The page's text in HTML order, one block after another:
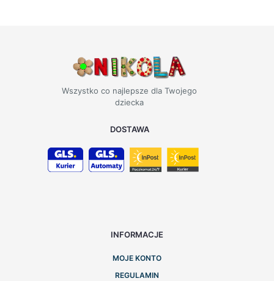
Wszystko co najlepsze dla Twojego
dziecka
DOSTAWA
INFORMACJE
MOJE KONTO
REGULAMIN